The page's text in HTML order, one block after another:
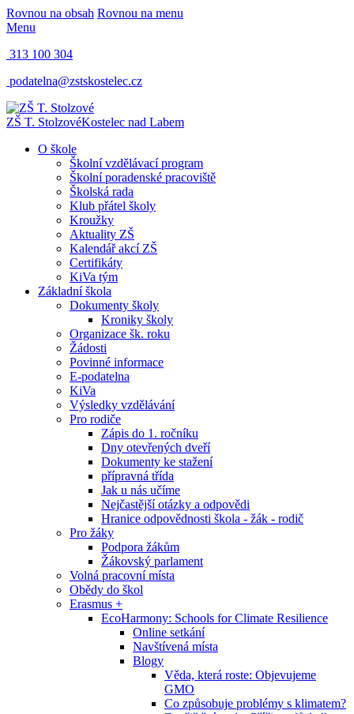
Rovnou na obsah Rovnou na menu
Menu
313 100 304
podatelna@zstskostelec.cz
ZŠ T. StolzovéKostelec nad Labem
O škole
Školní vzdělávací program
Školní poradenské pracoviště
Školská rada
Klub přátel školy
Kroužky
Aktuality ZŠ
Kalendář akcí ZŠ
Certifikáty
KiVa tým
Základní škola
Dokumenty školy
Kroniky školy
Organizace šk. roku
Žádosti
Povinné informace
E-podatelna
KiVa
Výsledky vzdělávání
Pro rodiče
Zápis do 1. ročníku
Dny otevřených dveří
Dokumenty ke stažení
přípravná třída
Jak u nás učíme
Nejčastější otázky a odpovědi
Hranice odpovědnosti škola - žák - rodič
Pro žáky
Podpora žákům
Žákovský parlament
Volná pracovní místa
Obědy do škol
Erasmus +
EcoHarmony: Schools for Climate Resilience
Online setkání
Navštívená místa
Blogy
Věda, která roste: Objevujeme
GMO
Co způsobuje problémy s klimatem?